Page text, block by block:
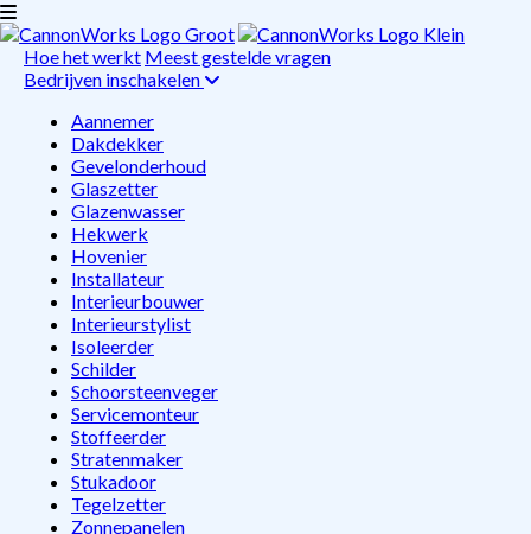
Hoe het werkt Meest gestelde vragen
Bedrijven inschakelen
Aannemer
Dakdekker
Gevelonderhoud
Glaszetter
Glazenwasser
Hekwerk
Hovenier
Installateur
Interieurbouwer
Interieurstylist
Isoleerder
Schilder
Schoorsteenveger
Servicemonteur
Stoffeerder
Stratenmaker
Stukadoor
Tegelzetter
Zonnepanelen